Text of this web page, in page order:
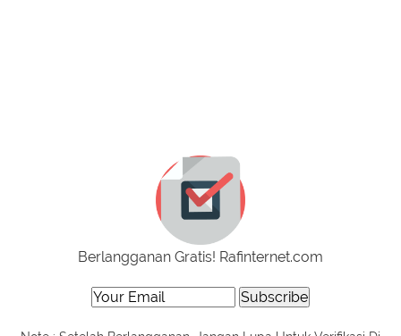
Berlangganan Gratis! Rafinternet.com